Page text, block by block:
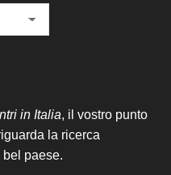
in Italia, il vostro punto
la ricerca
paese.